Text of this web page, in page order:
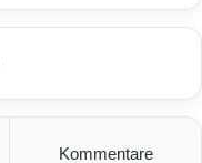
Kommentare